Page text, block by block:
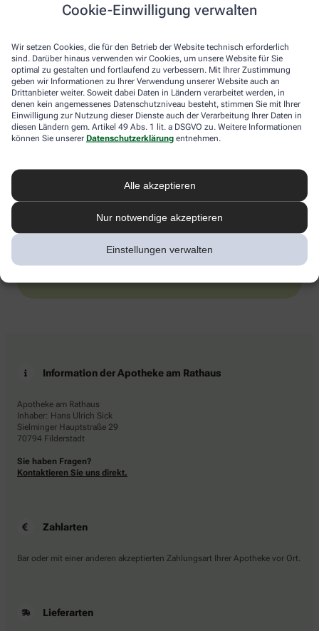
Cookie-Einwilligung verwalten
Wir setzen Cookies, die für den Betrieb der Website technisch erforderlich
sind. Darüber hinaus verwenden wir Cookies, um unsere Website für Sie
optimal zu gestalten und fortlaufend zu verbessern. Mit Ihrer Zustimmung
geben wir Informationen zu Ihrer Verwendung unserer Website auch an
Drittanbieter weiter. Soweit dabei Daten in Ländern verarbeitet werden, in
denen kein angemessenes Datenschutzniveau besteht, stimmen Sie mit Ihrer
Einwilligung zur Nutzung dieser Dienste auch der Verarbeitung Ihrer Daten in
diesen Ländern gem. Artikel 49 Abs. 1 lit. a DSGVO zu. Weitere Informationen
können Sie unserer Datenschutzerklärung entnehmen.
Alle akzeptieren
Nur notwendige akzeptieren
Einstellungen verwalten
Sie
ein
Mensch?
Dann
wählen
Sie
bitte
das
1 2 3
Ich möchte den im Namen meiner Apotheke versandten News-
Service abonnieren, der von der Alliance Healthcare Deutschland
GmbH (AHD) angeboten wird. Hiermit willige ich ein, dass AHD
meine E-Mail-Adresse zum Versand des News-Service
verarbeitet. AHD setzt für den Versand und die Analyse des
Newsletters den Dienstleister Emarsys ein. Die Einwilligung
Datenverarbeitung finden sich in derDatenschutzerklärung
AHD.
31.12.2026. Mindestbestellwert: 50,00 €. Gültig auf das
gesamte Sortiment, ausgeschlossen rezeptpflichtige Produkte.
Information der Apotheke am Rathaus
Apotheke am Rathaus
Inhaber: Hans Ulrich Sick
Sielminger Hauptstraße 29
70794 Filderstadt
Sie haben Fragen?
Kontaktieren Sie uns direkt.
Zahlarten
Bar oder mit einer anderen akzeptierten Zahlungsart Ihrer Apotheke vor Ort.
Lieferarten